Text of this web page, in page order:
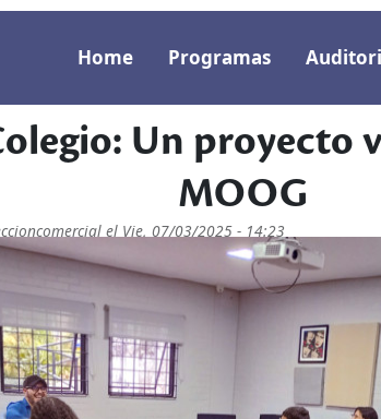
Nav-principal
Home Programas
Un proyecto
MOOG
el Vie, 07/03/2025 - 14:23